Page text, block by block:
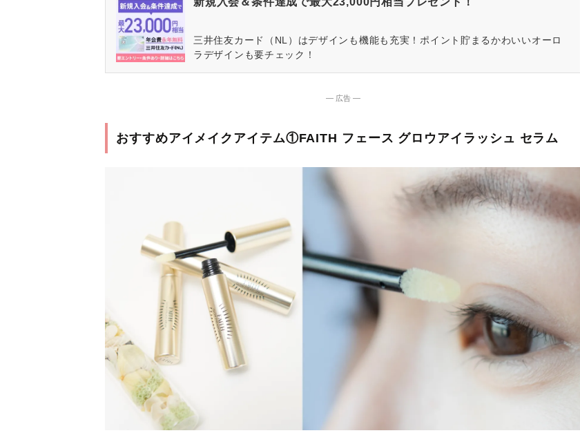
三井住友カード（NL）はデザインも機能も充実！ポイント貯まるかわいいオーロ
ラデザインも要チェック！
― 広告 ―
おすすめアイメイクアイテム①FAITH フェース グロウアイラッシュ セラム